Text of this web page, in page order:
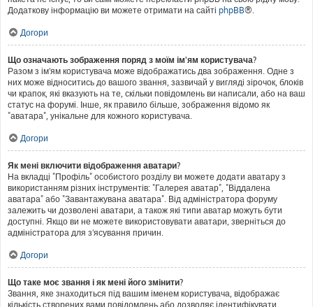
Додаткову інформацію ви можете отримати на сайті phpBB®.
Догори
Що означають зображення поряд з моїм ім'ям користувача?
Разом з ім'ям користувача може відображатись два зображення. Одне з
них може відноситись до вашого звання, зазвичай у вигляді зірочок, блоків
чи крапок, які вказують на те, скільки повідомлень ви написали, або на ваш
статус на форумі. Інше, як правило більше, зображення відомо як
"аватара", унікальне для кожного користувача.
Догори
Як мені включити відображення аватари?
На вкладці "Профіль" особистого розділу ви можете додати аватару з
використанням різних інструментів: "Галерея аватар", "Віддалена
аватара" або "Завантажувана аватара". Від адміністратора форуму
залежить чи дозволені аватари, а також які типи аватар можуть бути
доступні. Якщо ви не можете використовувати аватари, зверніться до
адміністратора для з'ясування причин.
Догори
Що таке моє звання і як мені його змінити?
Звання, яке знаходиться під вашим іменем користувача, відображає
кількість створених вами повідомлень або дозволяє ідентифікувати